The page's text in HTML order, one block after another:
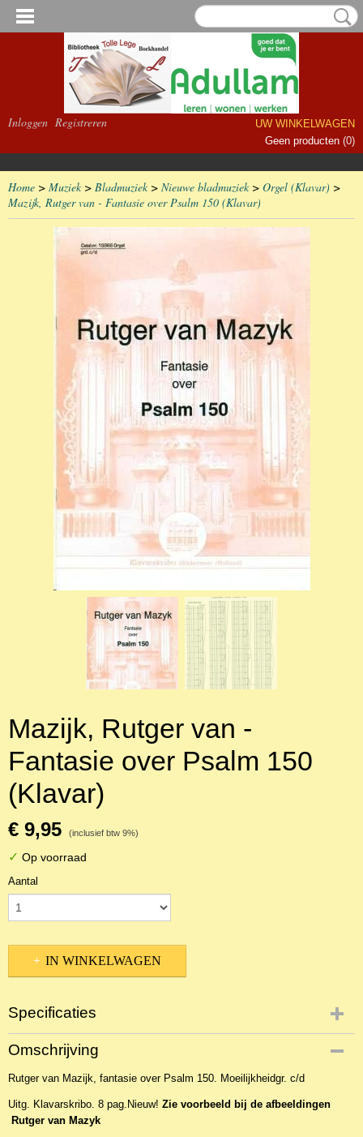
Inloggen Registreren
UW WINKELWAGEN
Geen producten (0)
Home > Muziek> Bladmuziek> Nieuwe bladmuziek> Orgel (Klavar) >
Mazijk, Rutger van - Fantasie over Psalm 150 (Klavar)
Mazijk, Rutger van -
Fantasie over Psalm 150
(Klavar)
€ 9,95 (inclusief btw 9%)
✓ Op voorraad
Aantal
IN WINKELWAGEN
Specificaties
Productcode
1740
EAN code
Omschrijving
Rutger van Mazijk, fantasie over Psalm 150. Moeilijkheidgr. c/d
Uitg. Klavarskribo. 8 pag.Nieuw! Zie voorbeeld bij de afbeeldingen
Rutger van Mazyk